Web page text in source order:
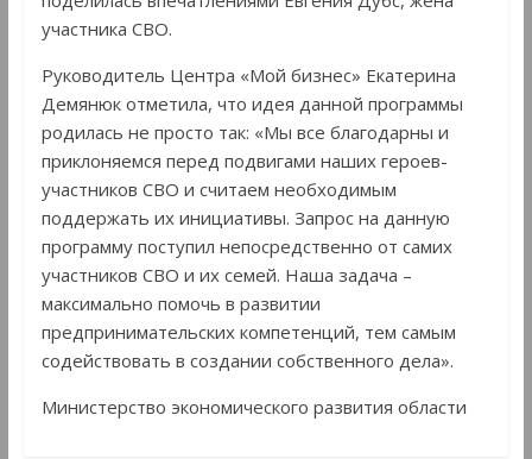
участника СВО.
Руководитель Центра «Мой бизнес» Екатерина
Демянюк отметила, что идея данной программы
родилась не просто так: «Мы все благодарны и
приклоняемся перед подвигами наших героев-
участников СВО и считаем необходимым
поддержать их инициативы. Запрос на данную
программу поступил непосредственно от самих
участников СВО и их семей. Наша задача –
максимально помочь в развитии
предпринимательских компетенций, тем самым
содействовать в создании собственного дела».
Министерство экономического развития области